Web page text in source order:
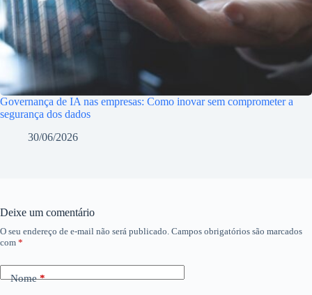
Governança de IA nas empresas: Como inovar sem comprometer a
segurança dos dados
30/06/2026
Deixe um comentário
O seu endereço de e-mail não será publicado. Campos obrigatórios são marcados
com *
Nome*